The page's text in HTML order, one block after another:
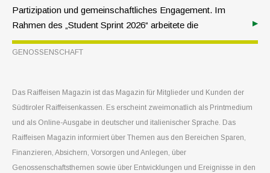
Partizipation und gemeinschaftliches Engagement. Im
Rahmen des „Student Sprint 2026“ arbeitete die
Raiffeisenkasse gemeinsam mit jungen Menschen aus
ganz Europa eine Woche lang intensiv am Thema
GENOSSENSCHAFT
Das Raiffeisen Magazin ist das Magazin für Mitglieder und Kunden der
Südtiroler Raiffeisenkassen. Es erscheint zweimonatlich als Printmedium
und als Online-Ausgabe in deutscher und italienischer Sprache. Das
Raiffeisen Magazin informiert über Themen aus den Bereichen Sparen,
Finanzieren, Absichern, Vorsorgen und Anlegen, über
Genossenschaftsthemen sowie über Entwicklungen und Ereignisse in den